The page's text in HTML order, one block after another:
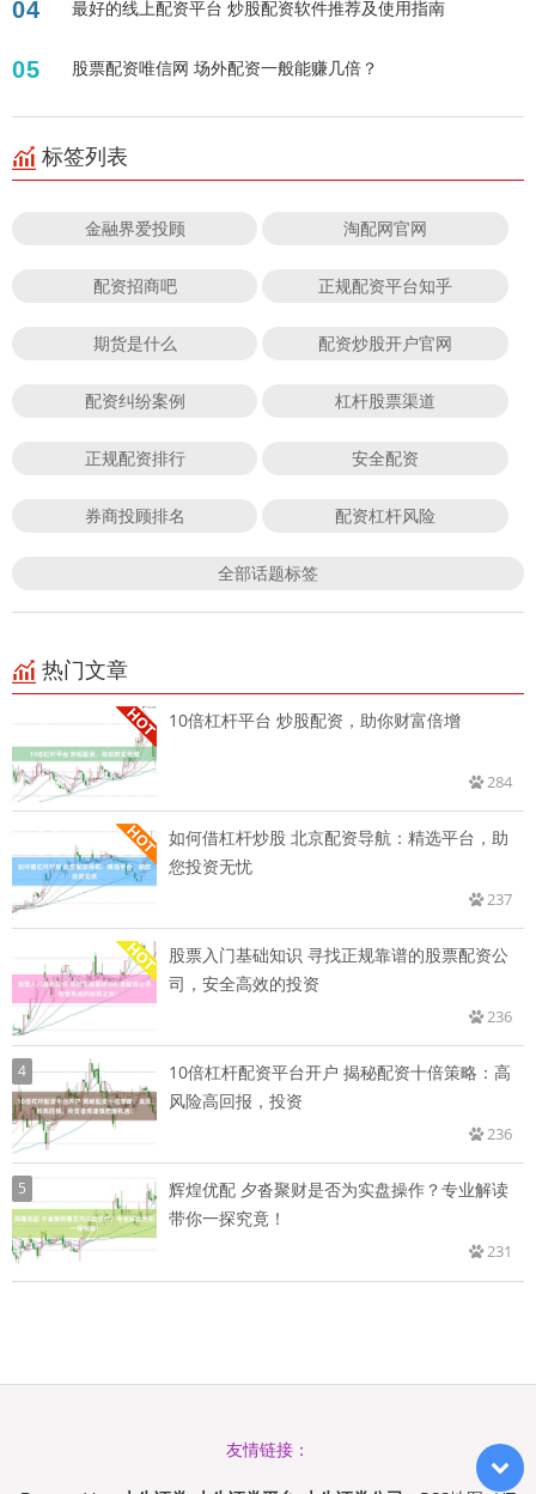
04 最好的线上配资平台 炒股配资软件推荐及使用指南
05 股票配资唯信网 场外配资一般能赚几倍？
标签列表
金融界爱投顾 淘配网官网
配资招商吧 正规配资平台知乎
期货是什么 配资炒股开户官网
配资纠纷案例 杠杆股票渠道
正规配资排行 安全配资
券商投顾排名 配资杠杆风险
全部话题标签
热门文章
10倍杠杆平台 炒股配资，助你财富倍增
284
如何借杠杆炒股 北京配资导航：精选平台，助
您投资无忧
237
股票入门基础知识 寻找正规靠谱的股票配资公
司，安全高效的投资
236
4
10倍杠杆配资平台开户 揭秘配资十倍策略：高
风险高回报，投资
236
5
辉煌优配 夕沓聚财是否为实盘操作？专业解读
带你一探究竟！
231
友情链接：